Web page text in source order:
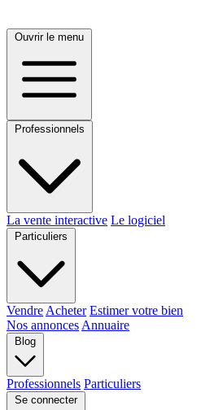
Ouvrir le menu
Professionnels
La vente interactive Le logiciel
Particuliers
Vendre Acheter Estimer votre bien
Nos annonces Annuaire
Blog
Professionnels Particuliers
Se connecter